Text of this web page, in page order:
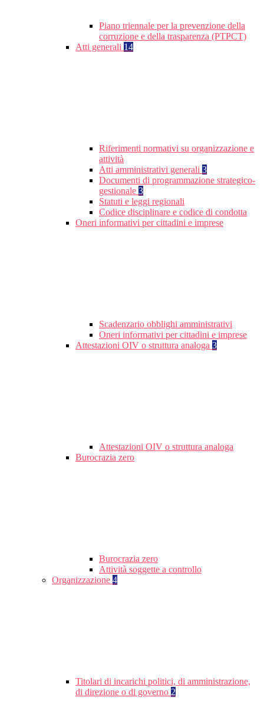
Piano triennale per la prevenzione della
corruzione e della trasparenza (PTPCT)
Atti generali 14
Riferimenti normativi su organizzazione e
attività
Atti amministrativi generali 3
Documenti di programmazione strategico-
gestionale 3
Statuti e leggi regionali
Codice disciplinare e codice di condotta
Oneri informativi per cittadini e imprese
Scadenzario obblighi amministrativi
Oneri informativi per cittadini e imprese
Attestazioni OIV o struttura analoga 3
Attestazioni OIV o struttura analoga
Burocrazia zero
Burocrazia zero
Attività soggette a controllo
Organizzazione 4
Titolari di incarichi politici, di amministrazione,
di direzione o di governo 2